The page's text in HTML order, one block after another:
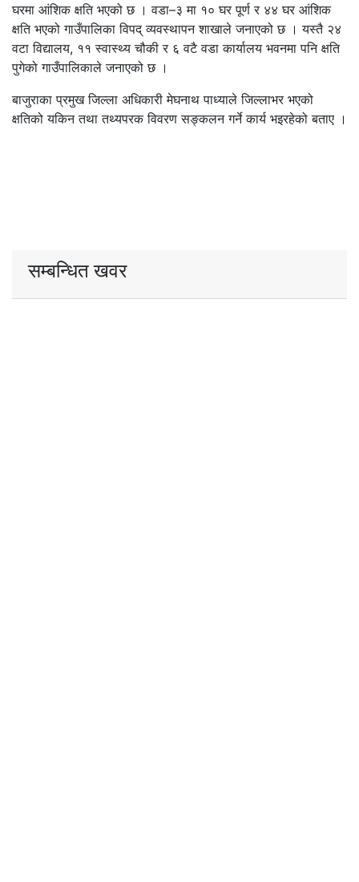
घरमा आंशिक क्षति भएको छ । वडा–३ मा १० घर पूर्ण र ४४ घर आंशिक
क्षति भएको गाउँपालिका विपद् व्यवस्थापन शाखाले जनाएको छ । यस्तै २४
वटा विद्यालय, ११ स्वास्थ्य चौकी र ६ वटै वडा कार्यालय भवनमा पनि क्षति
पुगेको गाउँपालिकाले जनाएको छ ।
बाजुराका प्रमुख जिल्ला अधिकारी मेघनाथ पाध्याले जिल्लाभर भएको
क्षतिको यकिन तथा तथ्यपरक विवरण सङ्कलन गर्ने कार्य भइरहेको बताए ।
सम्बन्धित खवर